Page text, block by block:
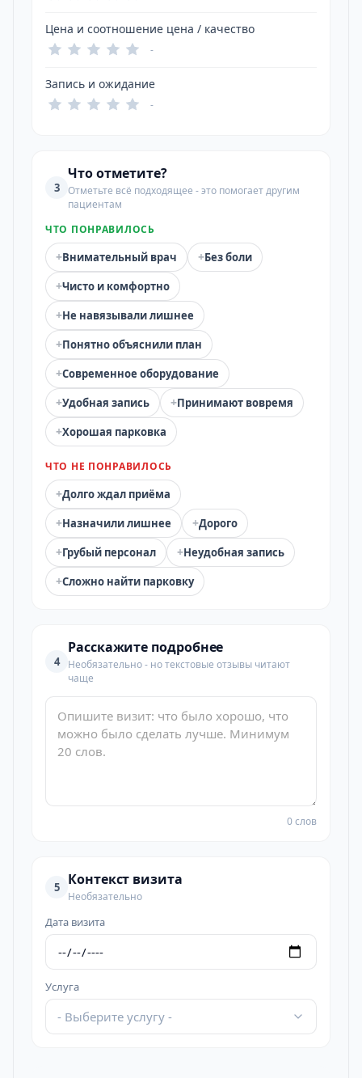
Цена и соотношение цена / качество
-
Запись и ожидание
-
3
Что отметите?
Отметьте всё подходящее - это помогает другим
пациентам
ЧТО ПОНРАВИЛОСЬ
+Внимательный врач +Без боли
+Чисто и комфортно
+Не навязывали лишнее
+Понятно объяснили план
+Современное оборудование
+Удобная запись +Принимают вовремя
+Хорошая парковка
ЧТО НЕ ПОНРАВИЛОСЬ
+Долго ждал приёма
+Назначили лишнее +Дорого
+Грубый персонал +Неудобная запись
+Сложно найти парковку
4
Расскажите подробнее
Необязательно - но текстовые отзывы читают
чаще
0 слов
5 Контекст визита
Необязательно
Дата визита
Услуга
- Выберите услугу -